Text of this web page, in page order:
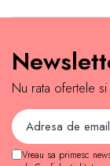
Nu rata ofertele
Vreau sa primesc